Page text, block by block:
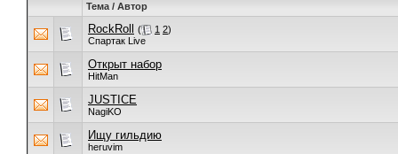
Тема / Автор
RockRoll ( 1 2)
Спартак Live
Открыт набор
HitMan
JUSTICE
NagiKO
Ищу гильдию
heruvim